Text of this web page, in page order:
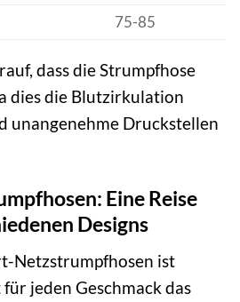
75-85
dass die Strumpfhose
dies die Blutzirkulation
unangenehme Druckstellen
Eine Reise
Designs
Netzstrumpfhosen ist
jeden Geschmack das